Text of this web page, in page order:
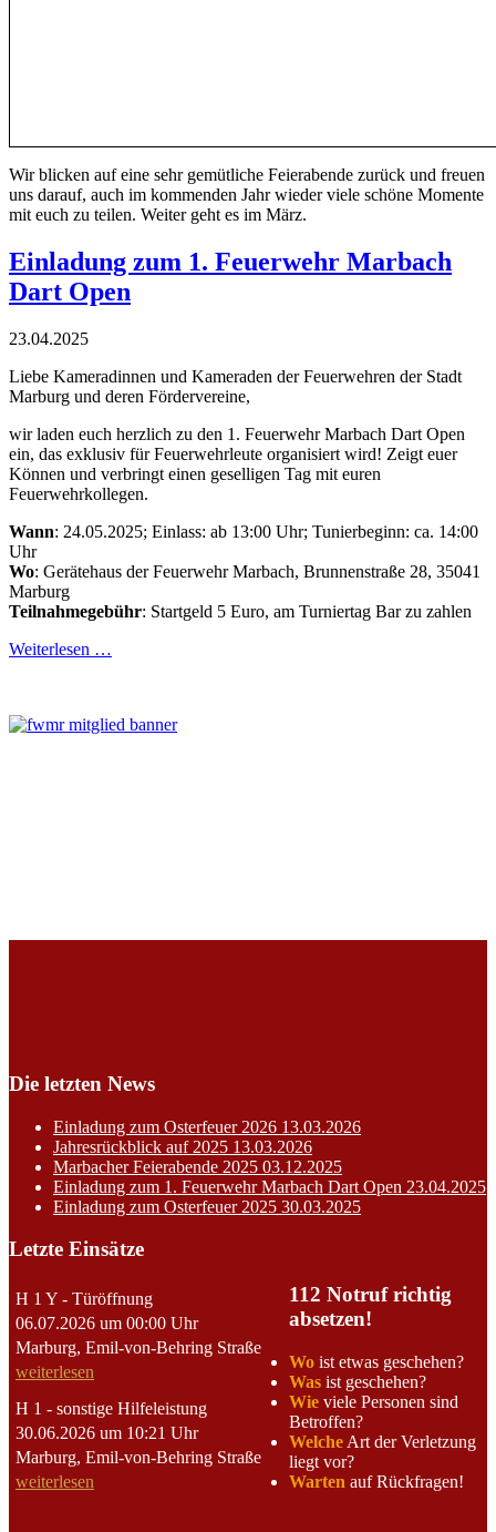
Wir blicken auf eine sehr gemütliche Feierabende zurück und freuen
uns darauf, auch im kommenden Jahr wieder viele schöne Momente
mit euch zu teilen. Weiter geht es im März.
Einladung zum 1. Feuerwehr Marbach
Dart Open
23.04.2025
Liebe Kameradinnen und Kameraden der Feuerwehren der Stadt
Marburg und deren Fördervereine,
wir laden euch herzlich zu den 1. Feuerwehr Marbach Dart Open
ein, das exklusiv für Feuerwehrleute organisiert wird! Zeigt euer
Können und verbringt einen geselligen Tag mit euren
Feuerwehrkollegen.
Wann: 24.05.2025; Einlass: ab 13:00 Uhr; Tunierbeginn: ca. 14:00
Uhr
Wo: Gerätehaus der Feuerwehr Marbach, Brunnenstraße 28, 35041
Marburg
Teilnahmegebühr: Startgeld 5 Euro, am Turniertag Bar zu zahlen
Weiterlesen …
Die letzten News
Einladung zum Osterfeuer 2026 13.03.2026
Jahresrückblick auf 2025 13.03.2026
Marbacher Feierabende 2025 03.12.2025
Einladung zum 1. Feuerwehr Marbach Dart Open 23.04.2025
Einladung zum Osterfeuer 2025 30.03.2025
Letzte Einsätze
H 1 Y - Türöffnung
06.07.2026 um 00:00 Uhr
Marburg, Emil-von-Behring Straße
weiterlesen
H 1 - sonstige Hilfeleistung
30.06.2026 um 10:21 Uhr
Marburg, Emil-von-Behring Straße
weiterlesen
112 Notruf richtig
absetzen!
Wo ist etwas geschehen?
Was ist geschehen?
Wie viele Personen sind
Betroffen?
Welche Art der Verletzung
liegt vor?
Warten auf Rückfragen!